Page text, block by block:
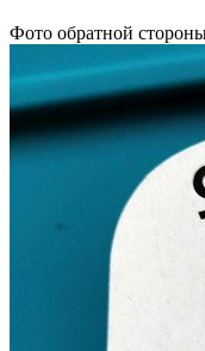
Фото обратной